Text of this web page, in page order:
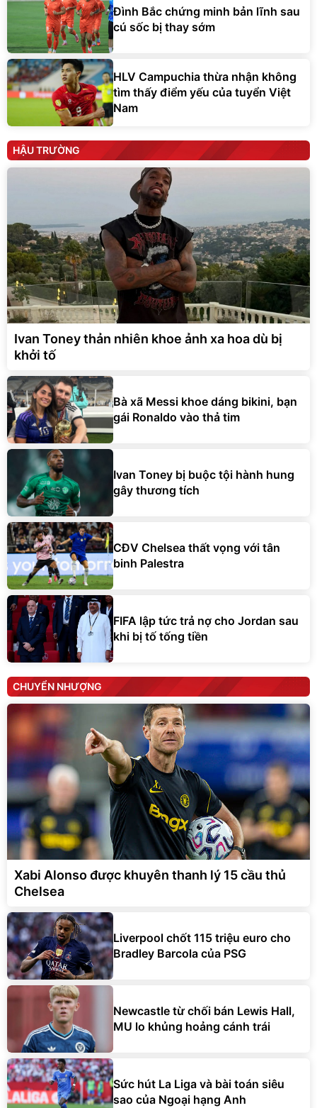
Đình Bắc chứng minh bản lĩnh sau
cú sốc bị thay sớm
HLV Campuchia thừa nhận không
tìm thấy điểm yếu của tuyển Việt
Nam
HẬU TRƯỜNG
Ivan Toney thản nhiên khoe ảnh xa hoa dù bị
khởi tố
Bà xã Messi khoe dáng bikini, bạn
gái Ronaldo vào thả tim
Ivan Toney bị buộc tội hành hung
gây thương tích
CĐV Chelsea thất vọng với tân
binh Palestra
FIFA lập tức trả nợ cho Jordan sau
khi bị tố tống tiền
CHUYỂN NHƯỢNG
Xabi Alonso được khuyên thanh lý 15 cầu thủ
Chelsea
Liverpool chốt 115 triệu euro cho
Bradley Barcola của PSG
Newcastle từ chối bán Lewis Hall,
MU lo khủng hoảng cánh trái
Sức hút La Liga và bài toán siêu
sao của Ngoại hạng Anh